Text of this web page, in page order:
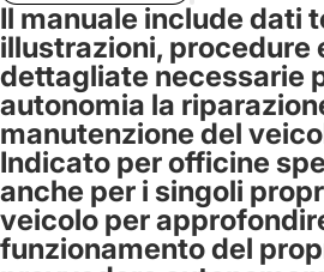
Il manuale include dati
illustrazioni, procedure
dettagliate necessarie
autonomia la
manutenzione del
Indicato per officine
anche per i singoli
veicolo per
funzionamento del